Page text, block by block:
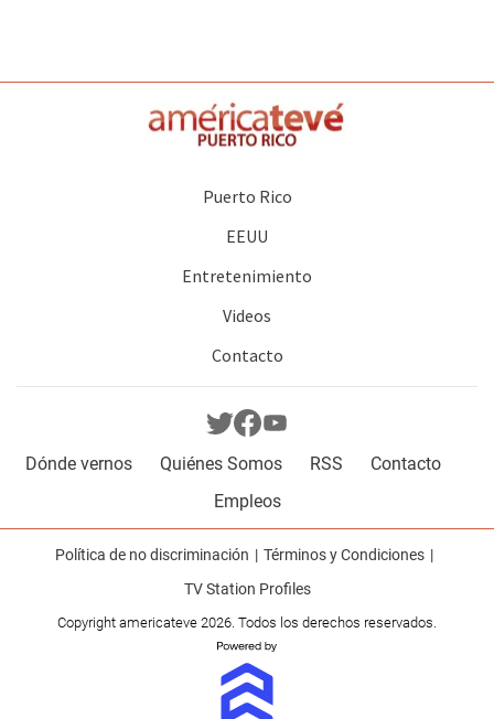
Puerto Rico
EEUU
Entretenimiento
Videos
Contacto
Dónde vernos Quiénes Somos RSS
Contacto
Empleos
Política de no discriminación
Términos y Condiciones
TV Station Profiles
Copyright americateve 2026. Todos los derechos reservados.